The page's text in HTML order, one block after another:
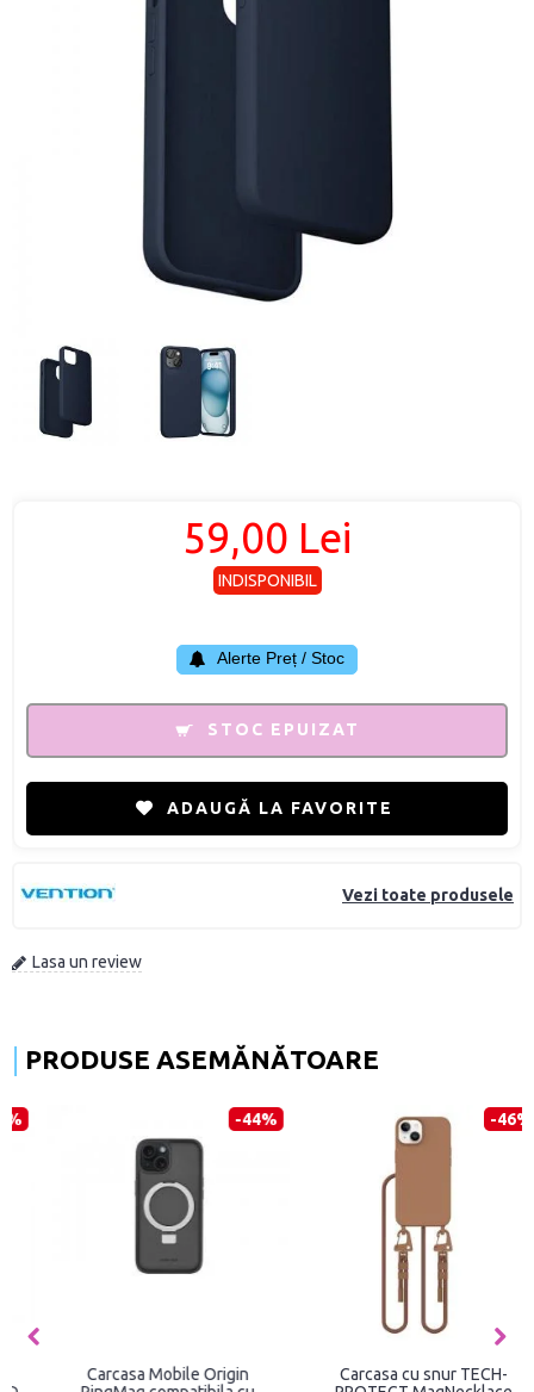
Vezi toate produsele
Lasa un review
59,00 Lei
INDISPONIBIL
Alerte Preț / Stoc
STOC EPUIZAT
ADAUGĂ LA FAVORITE
PRODUSE ASEMĂNĂTOARE
-44%
Carcasa Mobile Origin
-46%
Carcasa cu snur TECH-